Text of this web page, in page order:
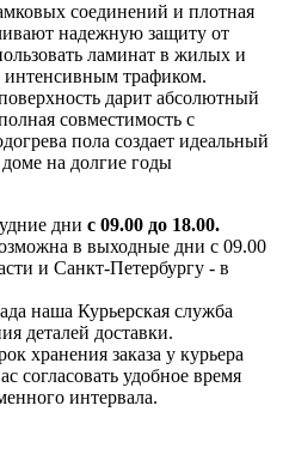
соединений и плотная
надежную защиту от
ламинат в жилых и
трафиком.
дарит абсолютный
совместимость с
пола создает идеальный
на долгие годы
дни с 09.00 до 18.00.
в выходные дни с 09.00
и Санкт-Петербургу - в
наша Курьерская служба
деталей доставки.
хранения заказа у курьера
согласовать удобное время
интервала.